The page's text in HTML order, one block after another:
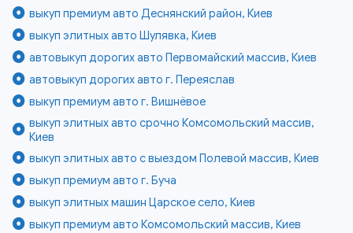
выкуп премиум авто Деснянский район, Киев
выкуп элитных авто Шулявка, Киев
автовыкуп дорогих авто Первомайский массив, Киев
автовыкуп дорогих авто г. Переяслав
выкуп премиум авто г. Вишнёвое
выкуп элитных авто срочно Комсомольский массив,
Киев
выкуп элитных авто с выездом Полевой массив, Киев
выкуп премиум авто г. Буча
выкуп элитных машин Царское село, Киев
выкуп премиум авто Комсомольский массив, Киев